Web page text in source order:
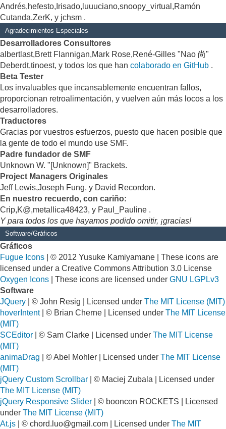
Andrés,hefesto,Irisado,luuuciano,snoopy_virtual,Ramón
Cutanda,ZerK, y jchsm .
Agradecimientos Especiales
Desarrolladores Consultores
albertlast,Brett Flannigan,Mark Rose,René-Gilles "Nao 尚"
Deberdt,tinoest, y todos los que han colaborado en GitHub .
Beta Tester
Los invaluables que incansablemente encuentran fallos,
proporcionan retroalimentación, y vuelven aún más locos a los
desarrolladores.
Traductores
Gracias por vuestros esfuerzos, puesto que hacen posible que
la gente de todo el mundo use SMF.
Padre fundador de SMF
Unknown W. "[Unknown]" Brackets.
Project Managers Originales
Jeff Lewis,Joseph Fung, y David Recordon.
En nuestro recuerdo, con cariño:
Crip,K@,metallica48423, y Paul_Pauline .
Y para todos los que hayamos podido omitir, ¡gracias!
Software/Gráficos
Gráficos
Fugue Icons | © 2012 Yusuke Kamiyamane | These icons are
licensed under a Creative Commons Attribution 3.0 License
Oxygen Icons | These icons are licensed under GNU LGPLv3
Software
JQuery | © John Resig | Licensed under The MIT License (MIT)
hoverIntent| © Brian Cherne | Licensed under The MIT License
(MIT)
SCEditor | © Sam Clarke | Licensed under The MIT License
(MIT)
animaDrag | © Abel Mohler | Licensed under The MIT License
(MIT)
jQuery Custom Scrollbar | © Maciej Zubala | Licensed under
The MIT License (MIT)
jQuery Responsive Slider | © booncon ROCKETS | Licensed
under The MIT License (MIT)
At.js | © chord.luo@gmail.com | Licensed under The MIT